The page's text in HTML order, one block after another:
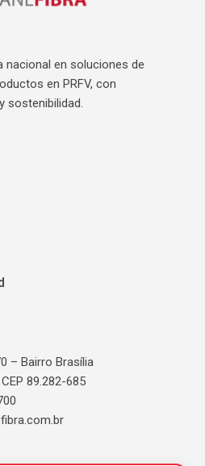
nacional en soluciones de
en PRFV, con
sostenibilidad.
– Bairro Brasília
89.282-685